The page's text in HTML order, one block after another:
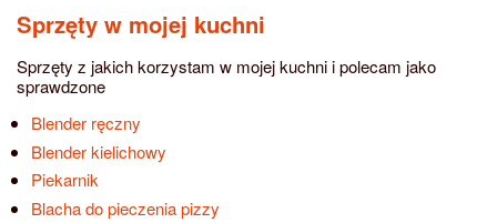
Sprzęty w mojej kuchni
Sprzęty z jakich korzystam w mojej kuchni i polecam jako
sprawdzone
Blender ręczny
Blender kielichowy
Piekarnik
Blacha do pieczenia pizzy